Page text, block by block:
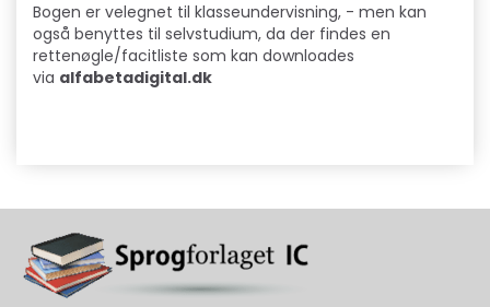
Bogen er velegnet til klasseundervisning, - men kan
også benyttes til selvstudium, da der findes en
rettenøgle/facitliste som kan downloades
via alfabetadigital.dk